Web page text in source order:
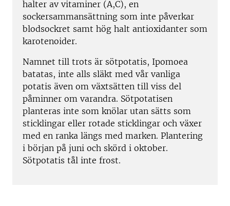
halter av vitaminer (A,C), en
sockersammansättning som inte påverkar
blodsockret samt hög halt antioxidanter som
karotenoider.
Namnet till trots är sötpotatis, Ipomoea
batatas, inte alls släkt med vår vanliga
potatis även om växtsätten till viss del
påminner om varandra. Sötpotatisen
planteras inte som knölar utan sätts som
sticklingar eller rotade sticklingar och växer
med en ranka längs med marken. Plantering
i början på juni och skörd i oktober.
Sötpotatis tål inte frost.